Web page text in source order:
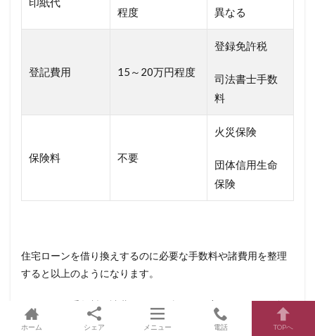
程度
異なる
登記費用 15～20万円程度
登録免許税
司法書士手数
料
保険料 不要
火災保険
団体信用生命
保険
住宅ローンを借り換えするのに必要な手数料や諸費用を整理
すると以上のようになります。
こういった手数料・諸費用なども含めて住宅ローンの借り換
えがお得になるのかを確認しておく必要があります。
ホーム シェア メニュー 電話 TOPへ